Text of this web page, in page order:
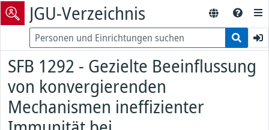
JGU-Verzeichnis
SFB 1292 - Gezielte Beeinflussung
von konvergierenden
Mechanismen ineffizienter